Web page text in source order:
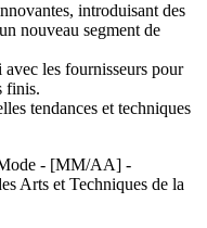
introduisant des
nouveau segment de
les fournisseurs pour
finis.
tendances et techniques
- [MM/AA] -
Arts et Techniques de la